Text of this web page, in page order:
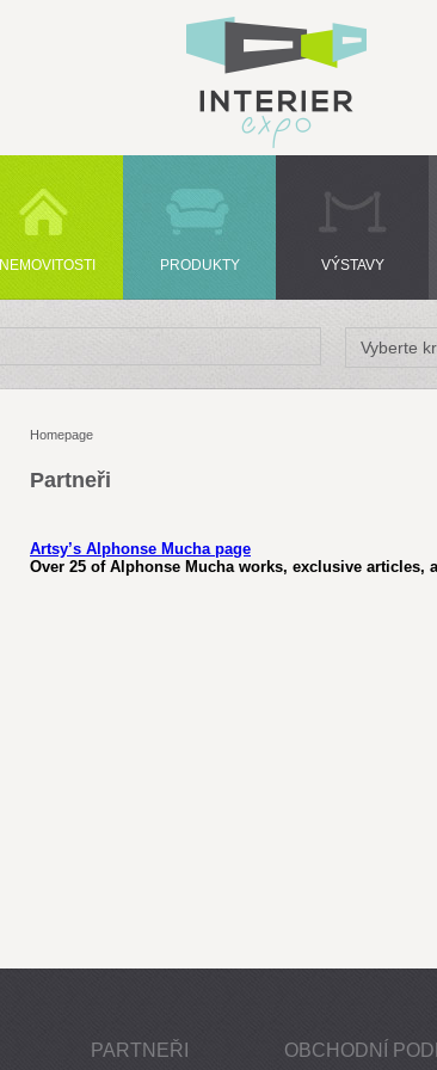
NEMOVITOSTI PRODUKTY VÝSTAVY
Homepage
Partneři
Artsy’s Alphonse Mucha page
Over 25 of Alphonse Mucha works, exclusive
PARTNEŘI OBCHODNÍ